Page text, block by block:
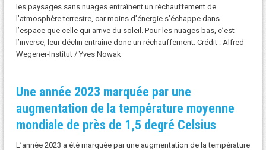
les paysages sans nuages ​​entraînent un réchauffement de
l’atmosphère terrestre, car moins d’énergie s’échappe dans
l’espace que celle qui arrive du soleil. Pour les nuages ​​bas, c’est
l’inverse, leur déclin entraîne donc un réchauffement. Crédit : Alfred-
Wegener-Institut / Yves Nowak
Une année 2023 marquée par une
augmentation de la température moyenne
mondiale de près de 1,5 degré Celsius
L’année 2023 a été marquée par une augmentation de la température